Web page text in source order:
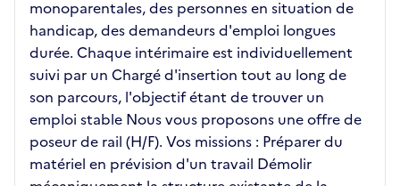
monoparentales, des personnes en situation de
handicap, des demandeurs d'emploi longues
durée. Chaque intérimaire est individuellement
suivi par un Chargé d'insertion tout au long de
son parcours, l'objectif étant de trouver un
emploi stable Nous vous proposons une offre de
poseur de rail (H/F). Vos missions : Préparer du
matériel en prévision d'un travail Démolir